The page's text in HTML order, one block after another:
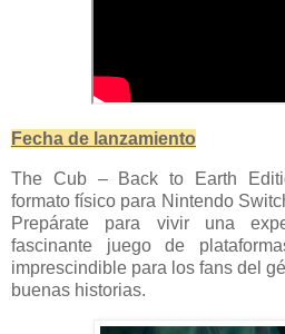
Fecha de lanzamiento
The Cub – Back to Earth
formato físico para Nintendo
Prepárate para vivir una
fascinante juego de
imprescindible para los fans del
buenas historias.